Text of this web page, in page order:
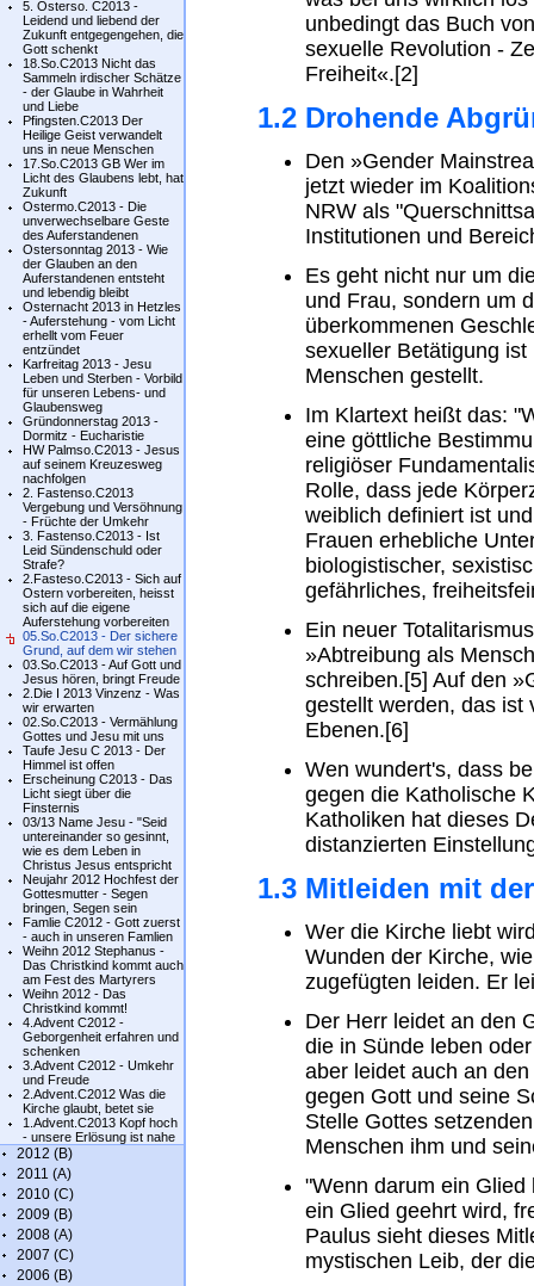
5. Osterso. C2013 -
Leidend und liebend der
Zukunft entgegengehen, die
Gott schenkt
18.So.C2013 Nicht das
Sammeln irdischer Schätze
- der Glaube in Wahrheit
und Liebe
Pfingsten.C2013 Der
Heilige Geist verwandelt
uns in neue Menschen
17.So.C2013 GB Wer im
Licht des Glaubens lebt, hat
Zukunft
Ostermo.C2013 - Die
unverwechselbare Geste
des Auferstandenen
Ostersonntag 2013 - Wie
der Glauben an den
Auferstandenen entsteht
und lebendig bleibt
Osternacht 2013 in Hetzles
- Auferstehung - vom Licht
erhellt vom Feuer
entzündet
Karfreitag 2013 - Jesu
Leben und Sterben - Vorbild
für unseren Lebens- und
Glaubensweg
Gründonnerstag 2013 -
Dormitz - Eucharistie
HW Palmso.C2013 - Jesus
auf seinem Kreuzesweg
nachfolgen
2. Fastenso.C2013
Vergebung und Versöhnung
- Früchte der Umkehr
3. Fastenso.C2013 - Ist
Leid Sündenschuld oder
Strafe?
2.Fasteso.C2013 - Sich auf
Ostern vorbereiten, heisst
sich auf die eigene
Auferstehung vorbereiten
05.So.C2013 - Der sichere
Grund, auf dem wir stehen
03.So.C2013 - Auf Gott und
Jesus hören, bringt Freude
2.Die I 2013 Vinzenz - Was
wir erwarten
02.So.C2013 - Vermählung
Gottes und Jesu mit uns
Taufe Jesu C 2013 - Der
Himmel ist offen
Erscheinung C2013 - Das
Licht siegt über die
Finsternis
03/13 Name Jesu - "Seid
untereinander so gesinnt,
wie es dem Leben in
Christus Jesus entspricht
Neujahr 2012 Hochfest der
Gottesmutter - Segen
bringen, Segen sein
Famlie C2012 - Gott zuerst
- auch in unseren Famlien
Weihn 2012 Stephanus -
Das Christkind kommt auch
am Fest des Martyrers
Weihn 2012 - Das
Christkind kommt!
4.Advent C2012 -
Geborgenheit erfahren und
schenken
3.Advent C2012 - Umkehr
und Freude
2.Advent.C2012 Was die
Kirche glaubt, betet sie
1.Advent.C2013 Kopf hoch
- unsere Erlösung ist nahe
2012 (B)
2011 (A)
2010 (C)
2009 (B)
2008 (A)
2007 (C)
2006 (B)
unbedingt das Buch
sexuelle Revolution -
Freiheit«.[2]
1.2 Drohende
Den »Gender
jetzt wieder im
NRW als
Institutionen und
Es geht nicht nur um
und Frau, sondern um
überkommenen
sexueller Betätigung
Menschen gestellt.
Im Klartext heißt das:
eine göttliche
religiöser
Rolle, dass jede
weiblich definiert ist
Frauen erhebliche
biologistischer,
gefährliches,
Ein neuer
»Abtreibung als
schreiben.[5] Auf den
gestellt werden, das ist
Ebenen.[6]
Wen wundert's, dass
gegen die Katholische
Katholiken hat dieses
distanzierten
1.3 Mitleiden mit
Wer die Kirche liebt
Wunden der Kirche,
zugefügten leiden. Er
Der Herr leidet an den
die in Sünde leben
aber leidet auch an
gegen Gott und seine
Stelle Gottes
Menschen ihm und
"Wenn darum ein
ein Glied geehrt wird,
Paulus sieht dieses
mystischen Leib, der